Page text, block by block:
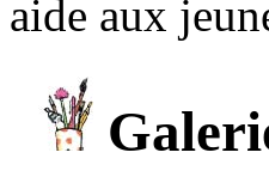
aide aux